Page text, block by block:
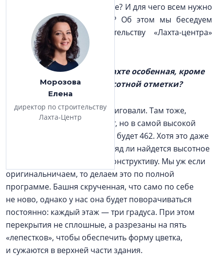
Морозова
Елена
директор по строительству
Лахта-Центр
стиль руководства на стройке? И для чего всем нужно
разбираться в математике? Об этом мы беседуем
с директором по строительству «Лахта-центра»
Еленой Морозовой.
– Чем стройплощадка в Лахте особенная, кроме
рекордной для города высотной отметки?
– Мы уже всю Европу заинтриговали. Там тоже,
конечно, небоскребы строят, но в самой высокой
башне — 309 метров, а у нас будет 462. Хотя это даже
не главное. Во всем мире вряд ли найдется высотное
здание, более сложное по конструктиву. Мы уж если
оригинальничаем, то делаем это по полной
программе. Башня скрученная, что само по себе
не ново, однако у нас она будет поворачиваться
постоянно: каждый этаж — три градуса. При этом
перекрытия не сплошные, а разрезаны на пять
«лепестков», чтобы обеспечить форму цветка,
и сужаются в верхней части здания.